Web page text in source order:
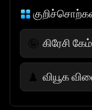
🤪 கிரேசி
♟️ வியூக